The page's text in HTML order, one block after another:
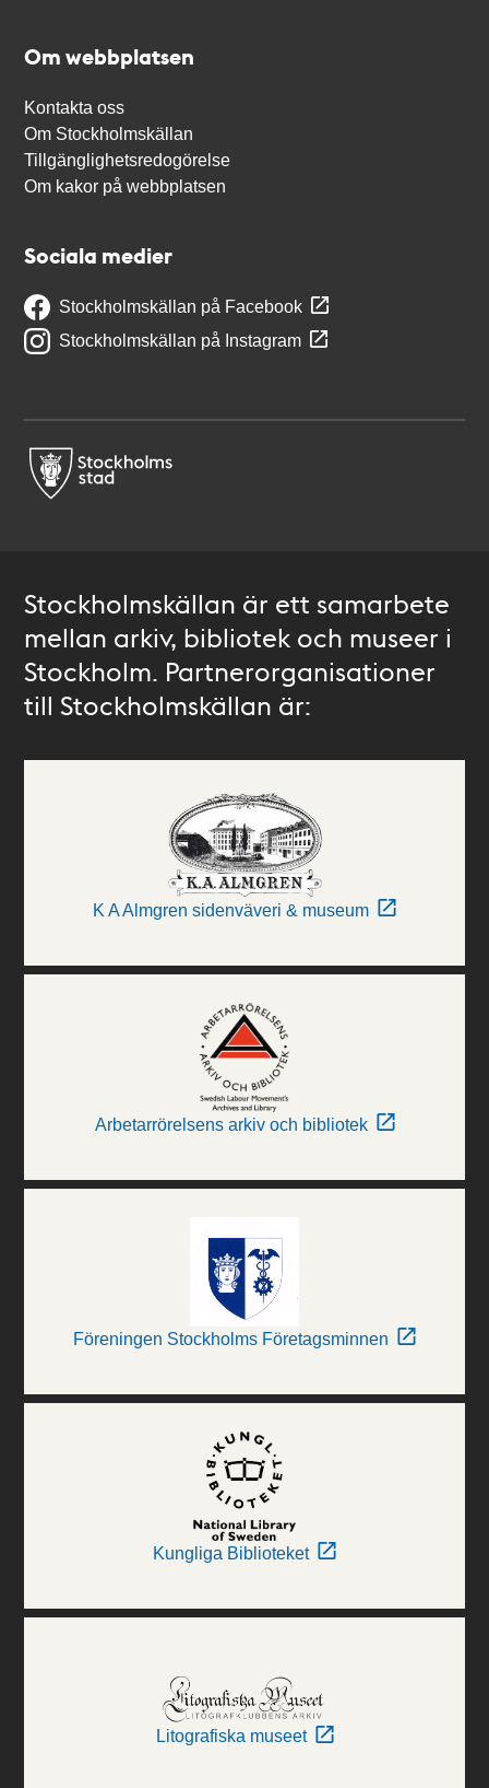
Om webbplatsen
Kontakta oss
Om Stockholmskällan
Tillgänglighetsredogörelse
Om kakor på webbplatsen
Sociala medier
Stockholmskällan på Facebook
Stockholmskällan på Instagram
Stockholmskällan är ett samarbete
mellan arkiv, bibliotek och museer i
Stockholm. Partnerorganisationer
till Stockholmskällan är:
K A Almgren sidenväveri & museum
Arbetarrörelsens arkiv och bibliotek
Föreningen Stockholms Företagsminnen
Kungliga Biblioteket
Litografiska museet